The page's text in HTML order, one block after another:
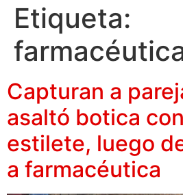
Etiqueta:
Capturan a
asaltó botica
estilete, luego
a farmacéutica